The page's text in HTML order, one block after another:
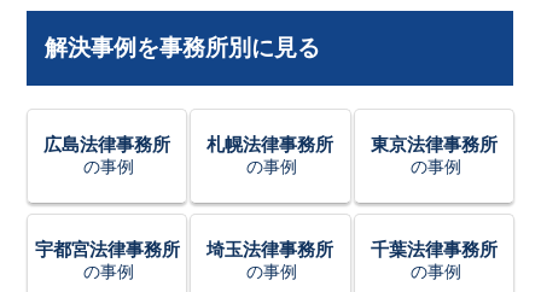
解決事例を事務所別に見る
広島法律事務所
の事例
札幌法律事務所
の事例
東京法律事務所
の事例
宇都宮法律事務所
の事例
埼玉法律事務所
の事例
千葉法律事務所
の事例